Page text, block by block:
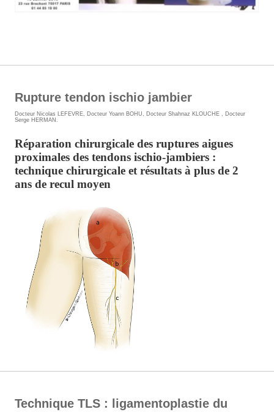
Rupture tendon ischio jambier
Docteur Nicolas LEFEVRE, Docteur Yoann BOHU, Docteur Shahnaz KLOUCHE , Docteur
Serge HERMAN .
Réparation chirurgicale des ruptures aigues
proximales des tendons ischio-jambiers :
technique chirurgicale et résultats à plus de 2
ans de recul moyen
Technique TLS : ligamentoplastie du